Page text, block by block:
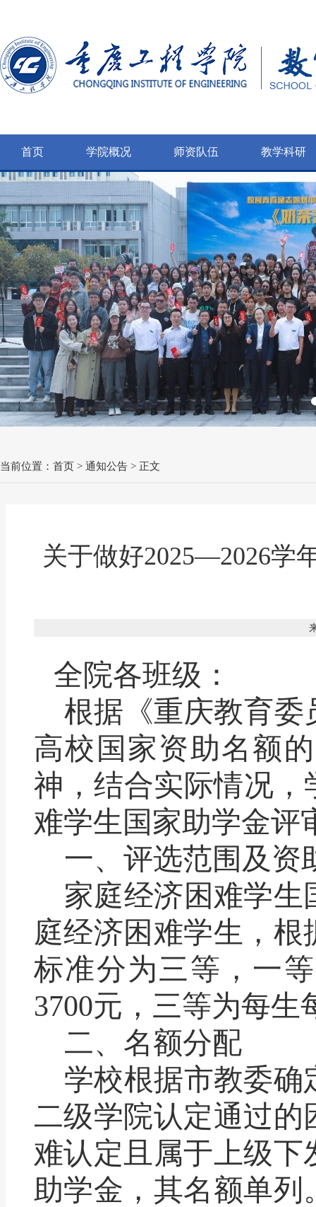
首页 学院概况 师资队伍 教学科研
当前位置： 首页 > 通知公告 > 正文
关于做好2025—2026学
全院各班级：
根据《重庆教育
高校国家资助名额
神，结合实际情况，
难学生国家助学金评
一、评选范围及资
家庭经济困难学
庭经济困难学生，
标准分为三等，一
3700元，三等为每生
二、名额分配
学校根据市教委确
二级学院认定通过
难认定且属于上级
助学金，其名额单列